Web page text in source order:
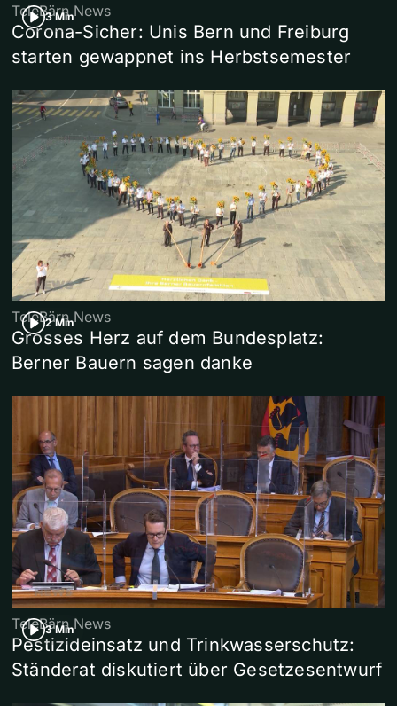
3 Min
TeleBärn News
Corona-Sicher: Unis Bern und Freiburg
starten gewappnet ins Herbstsemester
2 Min
TeleBärn News
Grosses Herz auf dem Bundesplatz:
Berner Bauern sagen danke
3 Min
TeleBärn News
Pestizideinsatz und Trinkwasserschutz:
Ständerat diskutiert über Gesetzesentwurf